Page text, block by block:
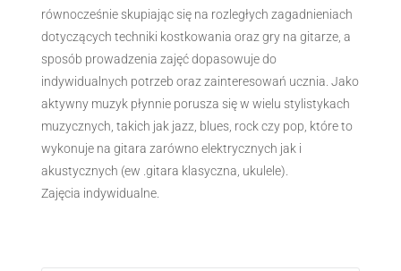
równocześnie skupiając się na rozległych zagadnieniach
dotyczących techniki kostkowania oraz gry na gitarze, a
sposób prowadzenia zajęć dopasowuje do
indywidualnych potrzeb oraz zainteresowań ucznia. Jako
aktywny muzyk płynnie porusza się w wielu stylistykach
muzycznych, takich jak jazz, blues, rock czy pop, które to
wykonuje na gitara zarówno elektrycznych jak i
akustycznych (ew .gitara klasyczna, ukulele).
Zajęcia indywidualne.